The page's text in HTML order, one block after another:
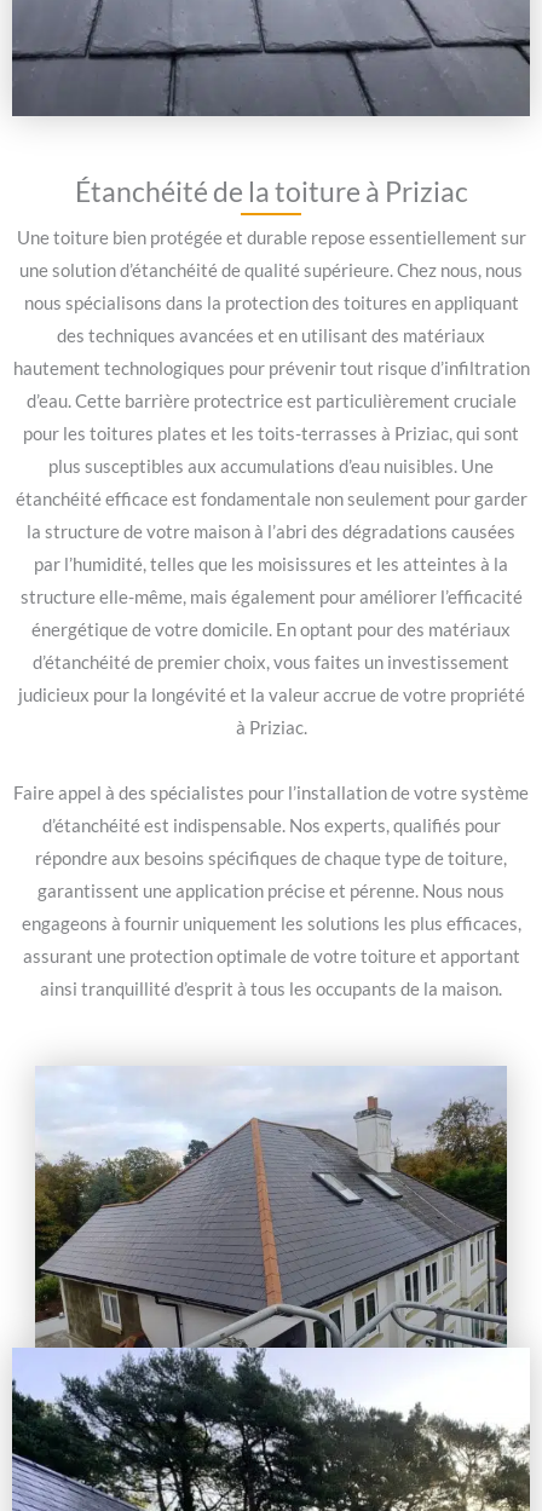
Étanchéité de la toiture à Priziac
Une toiture bien protégée et durable repose essentiellement sur
une solution d’étanchéité de qualité supérieure. Chez nous, nous
nous spécialisons dans la protection des toitures en appliquant
des techniques avancées et en utilisant des matériaux
hautement technologiques pour prévenir tout risque d’infiltration
d’eau. Cette barrière protectrice est particulièrement cruciale
pour les toitures plates et les toits-terrasses à Priziac, qui sont
plus susceptibles aux accumulations d’eau nuisibles. Une
étanchéité efficace est fondamentale non seulement pour garder
la structure de votre maison à l’abri des dégradations causées
par l’humidité, telles que les moisissures et les atteintes à la
structure elle-même, mais également pour améliorer l’efficacité
énergétique de votre domicile. En optant pour des matériaux
d’étanchéité de premier choix, vous faites un investissement
judicieux pour la longévité et la valeur accrue de votre propriété
à Priziac.
Faire appel à des spécialistes pour l’installation de votre système
d’étanchéité est indispensable. Nos experts, qualifiés pour
répondre aux besoins spécifiques de chaque type de toiture,
garantissent une application précise et pérenne. Nous nous
engageons à fournir uniquement les solutions les plus efficaces,
assurant une protection optimale de votre toiture et apportant
ainsi tranquillité d’esprit à tous les occupants de la maison.